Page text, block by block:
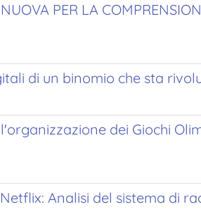
PER LA
di un binomio che sta
dei Giochi
Analisi del sistema di